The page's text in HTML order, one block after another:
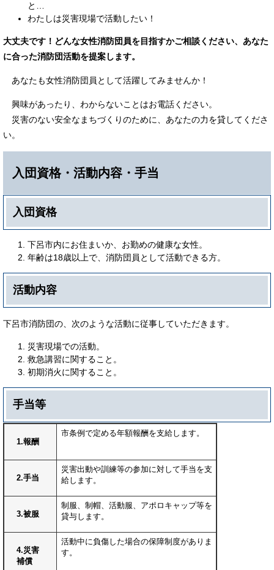
と…
わたしは災害現場で活動したい！
大丈夫です！どんな女性消防団員を目指すかご相談ください、あなた
に合った消防団活動を提案します。
あなたも女性消防団員として活躍してみませんか！
興味があったり、わからないことはお電話ください。
災害のない安全なまちづくりのために、あなたの力を貸してくださ
い。
入団資格・活動内容・手当
入団資格
下呂市内にお住まいか、お勤めの健康な女性。
年齢は18歳以上で、消防団員として活動できる方。
活動内容
下呂市消防団の、次のような活動に従事していただきます。
災害現場での活動。
救急講習に関すること。
初期消火に関すること。
手当等
1.報酬
市条例で定める年額報酬を支給します。
2.手当
災害出動や訓練等の参加に対して手当を支
給します。
3.被服
制服、制帽、活動服、アポロキャップ等を
貸与します。
4.災害
補償
活動中に負傷した場合の保障制度がありま
す。